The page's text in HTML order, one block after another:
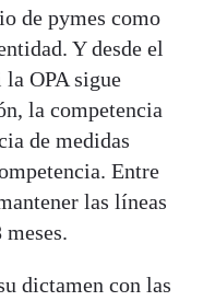
de pymes como
Y desde el
la OPA sigue
la competencia
de medidas
Entre
las líneas
dictamen con las